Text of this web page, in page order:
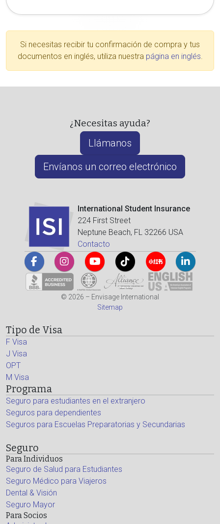
Si necesitas recibir tu confirmación de compra y tus
documentos en inglés, utiliza nuestra página en inglés.
¿Necesitas ayuda?
Llámanos
Envíanos un correo electrónico
International Student Insurance
224 First Street
Neptune Beach, FL 32266 USA
Contacto
© 2026 – Envisage International
Sitemap
Tipo de Visa
F Visa
J Visa
OPT
M Visa
Programa
Seguro para estudiantes en el extranjero
Seguros para dependientes
Seguros para Escuelas Preparatorias y Secundarias
Seguro
Para Individuos
Seguro de Salud para Estudiantes
Seguro Médico para Viajeros
Dental & Visión
Seguro Mayor
Para Socios